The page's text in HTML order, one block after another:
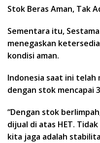
Stok Beras Aman, Tak
Sementara itu, Sestama
menegaskan
kondisi aman.
Indonesia saat ini telah
dengan stok mencapai
“Dengan stok
dijual di atas HET.
kita jaga adalah